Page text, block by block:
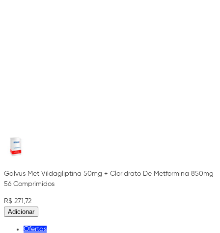
Galvus Met Vildagliptina 50mg + Cloridrato De Metformina 850mg
56 Comprimidos
R$ 271,72
Adicionar
Ofertas